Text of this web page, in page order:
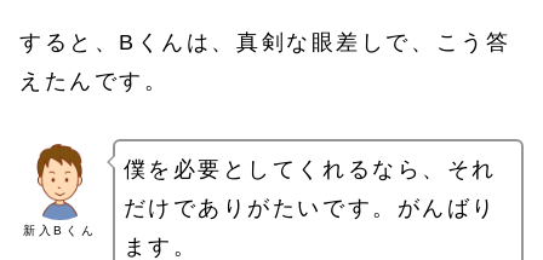
すると、Bくんは、真剣な眼差しで、こう答
えたんです。
新入Bくん
僕を必要としてくれるなら、それ
だけでありがたいです。がんばり
ます。